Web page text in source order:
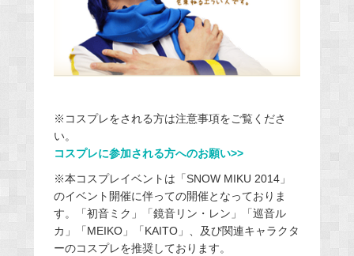
※コスプレをされる方は注意事項をご覧くださ
い。
コスプレに参加される方へのお願い>>
※本コスプレイベントは「SNOW MIKU 2014」
のイベント開催に伴っての開催となっておりま
す。「初音ミク」「鏡音リン・レン」「巡音ル
カ」「MEIKO」「KAITO」、及び関連キャラクタ
ーのコスプレを推奨しております。